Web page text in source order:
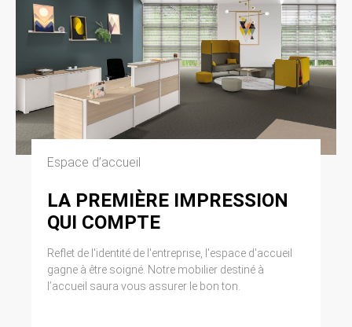
Espace d’accueil
LA PREMIÈRE IMPRESSION
QUI COMPTE
Reflet de l'identité de l'entreprise, l'espace d'accueil
gagne à être soigné. Notre mobilier destiné à
l’accueil saura vous assurer le bon ton.